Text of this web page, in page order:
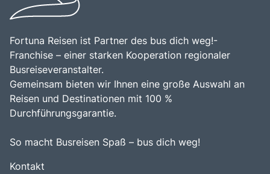
Fortuna Reisen ist Partner des bus dich weg!-
Franchise – einer starken Kooperation regionaler
Busreiseveranstalter.
Gemeinsam bieten wir Ihnen eine große Auswahl an
Reisen und Destinationen mit 100 %
Durchführungsgarantie.
So macht Busreisen Spaß – bus dich weg!
Kontakt